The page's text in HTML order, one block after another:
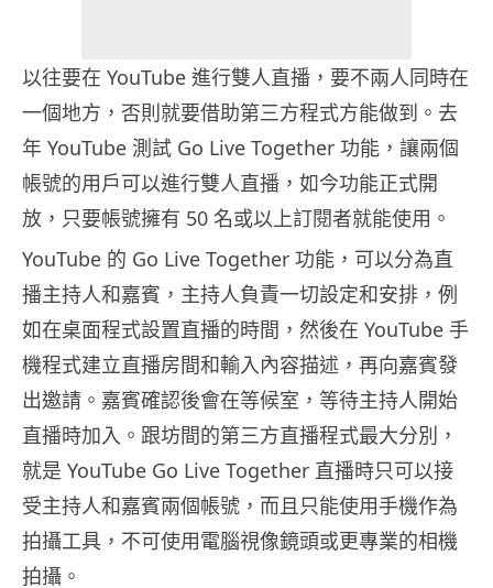
以往要在 YouTube 進行雙人直播，要不兩人同時在
一個地方，否則就要借助第三方程式方能做到。去
年 YouTube 測試 Go Live Together 功能，讓兩個
帳號的用戶可以進行雙人直播，如今功能正式開
放，只要帳號擁有 50 名或以上訂閱者就能使用。
YouTube 的 Go Live Together 功能，可以分為直
播主持人和嘉賓，主持人負責一切設定和安排，例
如在桌面程式設置直播的時間，然後在 YouTube 手
機程式建立直播房間和輸入內容描述，再向嘉賓發
出邀請。嘉賓確認後會在等候室，等待主持人開始
直播時加入。跟坊間的第三方直播程式最大分別，
就是 YouTube Go Live Together 直播時只可以接
受主持人和嘉賓兩個帳號，而且只能使用手機作為
拍攝工具，不可使用電腦視像鏡頭或更專業的相機
拍攝。